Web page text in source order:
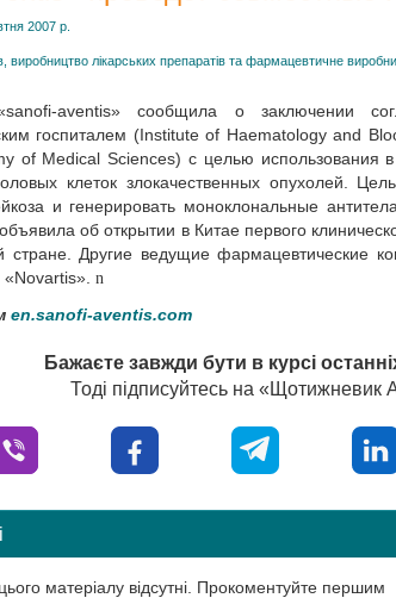
2007 р.
виробництво лікарських препаратів та фармацевтичне
aventis» сообщила о заключении
госпиталем (Institute of Haematology and
of Medical Sciences) с целью использования
клеток злокачественных опухолей.
и генерировать моноклональные
об открытии в Китае первого
стране. Другие ведущие фармацевтические
n
en.sanofi-aventis.com
Бажаєте завжди бути в курсі
Тоді підписуйтесь на
матеріалу відсутні. Прокоментуйте першим